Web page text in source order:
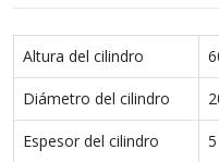
Altura del cilindro
Diámetro del cilindro
Espesor del cilindro